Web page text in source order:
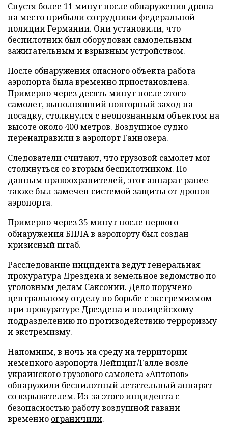
Спустя более 11 минут после обнаружения дрона
на место прибыли сотрудники федеральной
полиции Германии. Они установили, что
беспилотник был оборудован самодельным
зажигательным и взрывным устройством.
После обнаружения опасного объекта работа
аэропорта была временно приостановлена.
Примерно через десять минут после этого
самолет, выполнявший повторный заход на
посадку, столкнулся с неопознанным объектом на
высоте около 400 метров. Воздушное судно
перенаправили в аэропорт Ганновера.
Следователи считают, что грузовой самолет мог
столкнуться со вторым беспилотником. По
данным правоохранителей, этот аппарат ранее
также был замечен системой защиты от дронов
аэропорта.
Примерно через 35 минут после первого
обнаружения БПЛА в аэропорту был создан
кризисный штаб.
Расследование инцидента ведут генеральная
прокуратура Дрездена и земельное ведомство по
уголовным делам Саксонии. Дело поручено
центральному отделу по борьбе с экстремизмом
при прокуратуре Дрездена и полицейскому
подразделению по противодействию терроризму
и экстремизму.
Напомним, в ночь на среду на территории
немецкого аэропорта Лейпциг/Галле возле
украинского грузового самолета «Антонов»
обнаружили беспилотный летательный аппарат
со взрывателем. Из-за этого инцидента с
безопасностью работу воздушной гавани
временно ограничили.